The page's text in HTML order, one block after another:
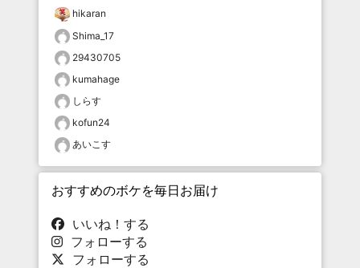
hikaran
Shima_17
29430705
kumahage
しらす
kofun24
あいこす
おすすめのボケを毎日お届け
いいね！する
フォローする
フォローする